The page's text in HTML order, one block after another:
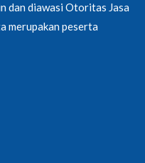
dan diawasi Otoritas Jasa
merupakan peserta